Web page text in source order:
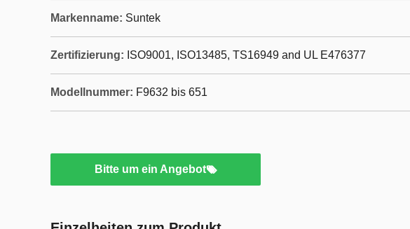
Markenname: Suntek
Zertifizierung: ISO9001, ISO13485, TS16949 and UL E476377
Modellnummer: F9632 bis 651
Bitte um ein Angebot